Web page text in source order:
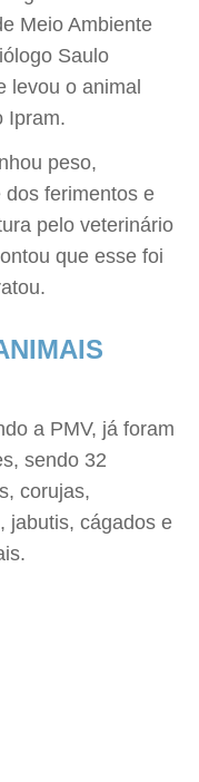
Meio Ambiente
Saulo
levou o animal
Ipram.
peso,
ferimentos e
pelo veterinário
que esse foi
a PMV, já foram
sendo 32
corujas,
jabutis, cágados e